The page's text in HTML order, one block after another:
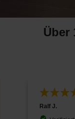
Über
Ralf J.